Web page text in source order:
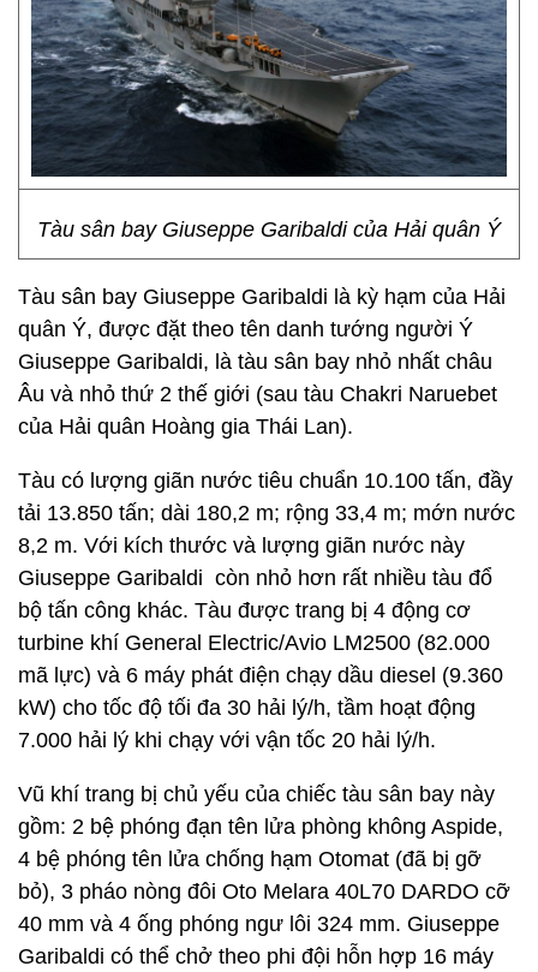
Tàu sân bay Giuseppe Garibaldi của Hải quân Ý
Tàu sân bay Giuseppe Garibaldi là kỳ hạm của Hải
quân Ý, được đặt theo tên danh tướng người Ý
Giuseppe Garibaldi, là tàu sân bay nhỏ nhất châu
Âu và nhỏ thứ 2 thế giới (sau tàu Chakri Naruebet
của Hải quân Hoàng gia Thái Lan).
Tàu có lượng giãn nước tiêu chuẩn 10.100 tấn, đầy
tải 13.850 tấn; dài 180,2 m; rộng 33,4 m; mớn nước
8,2 m. Với kích thước và lượng giãn nước này
Giuseppe Garibaldi còn nhỏ hơn rất nhiều tàu đổ
bộ tấn công khác. Tàu được trang bị 4 động cơ
turbine khí General Electric/Avio LM2500 (82.000
mã lực) và 6 máy phát điện chạy dầu diesel (9.360
kW) cho tốc độ tối đa 30 hải lý/h, tầm hoạt động
7.000 hải lý khi chạy với vận tốc 20 hải lý/h.
Vũ khí trang bị chủ yếu của chiếc tàu sân bay này
gồm: 2 bệ phóng đạn tên lửa phòng không Aspide,
4 bệ phóng tên lửa chống hạm Otomat (đã bị gỡ
bỏ), 3 pháo nòng đôi Oto Melara 40L70 DARDO cỡ
40 mm và 4 ống phóng ngư lôi 324 mm. Giuseppe
Garibaldi có thể chở theo phi đội hỗn hợp 16 máy